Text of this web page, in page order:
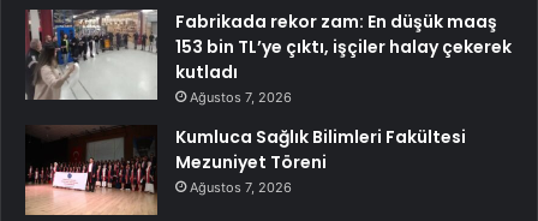
Fabrikada rekor zam: En düşük maaş
153 bin TL’ye çıktı, işçiler halay çekerek
kutladı
Ağustos 7, 2026
Kumluca Sağlık Bilimleri Fakültesi
Mezuniyet Töreni
Ağustos 7, 2026